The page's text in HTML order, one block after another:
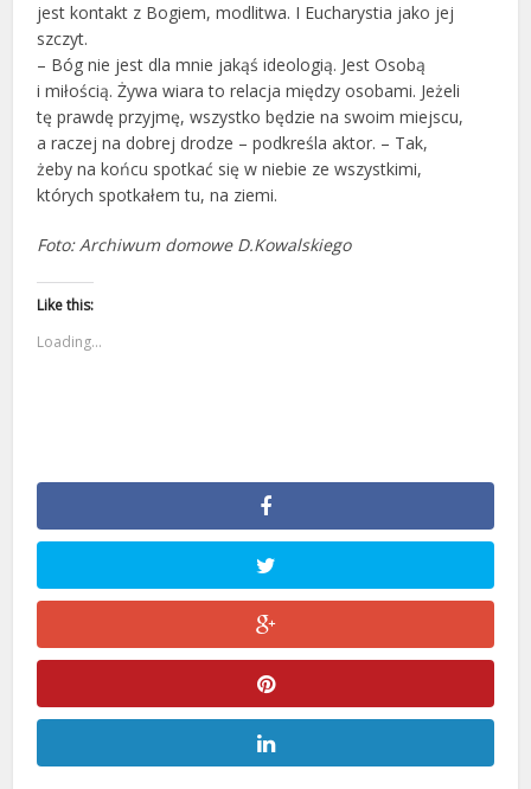
jest kontakt z Bogiem, modlitwa. I Eucharystia jako jej
szczyt.
– Bóg nie jest dla mnie jakąś ideologią. Jest Osobą
i miłością. Żywa wiara to relacja między osobami. Jeżeli
tę prawdę przyjmę, wszystko będzie na swoim miejscu,
a raczej na dobrej drodze – podkreśla aktor. – Tak,
żeby na końcu spotkać się w niebie ze wszystkimi,
których spotkałem tu, na ziemi.
Foto: Archiwum domowe D.Kowalskiego
Like this:
Loading...